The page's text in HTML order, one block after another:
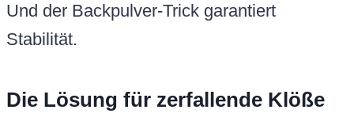
Und der Backpulver-Trick garantiert
Stabilität.
Die Lösung für zerfallende Klöße